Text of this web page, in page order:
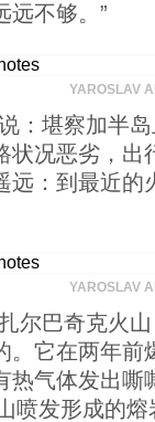
远不够。”
YAROSLAV
：堪察加半
状况恶劣，出
远：到最近的
YAROSLAV
尔巴奇克火山
。它在两年前
热气体发出嘶
喷发形成的